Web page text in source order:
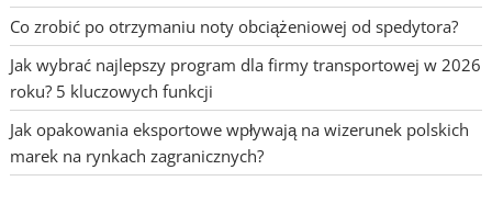
Co zrobić po otrzymaniu noty obciążeniowej od spedytora?
Jak wybrać najlepszy program dla firmy transportowej w 2026
roku? 5 kluczowych funkcji
Jak opakowania eksportowe wpływają na wizerunek polskich
marek na rynkach zagranicznych?